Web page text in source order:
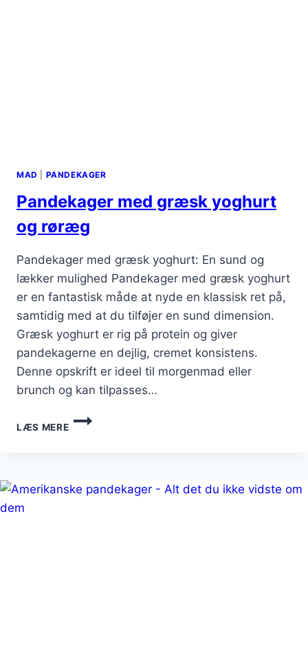
MAD PANDEKAGER
Pandekager med græsk yoghurt
og røræg
Pandekager med græsk yoghurt: En sund og
lækker mulighed Pandekager med græsk yoghurt
er en fantastisk måde at nyde en klassisk ret på,
samtidig med at du tilføjer en sund dimension.
Græsk yoghurt er rig på protein og giver
pandekagerne en dejlig, cremet konsistens.
Denne opskrift er ideel til morgenmad eller
brunch og kan tilpasses…
LÆS MERE
PANDEKAGER
MED
RØRÆG